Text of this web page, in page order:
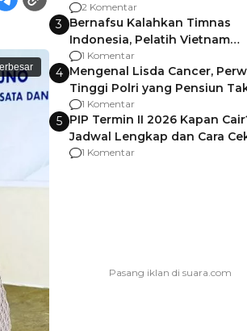
Pemalang
2 Komentar
3 Bernafsu Kalahkan Timnas
Indonesia, Pelatih Vietnam
Berencana Pakai Jimat di
1 Komentar
4 Mengenal Lisda Cancer,
Tinggi Polri yang Pensiun
Usai Jadi Brigjen
1 Komentar
5 PIP Termin II 2026 Kapan
Jadwal Lengkap dan Cara
agar Dana Tidak Hangus!
1 Komentar